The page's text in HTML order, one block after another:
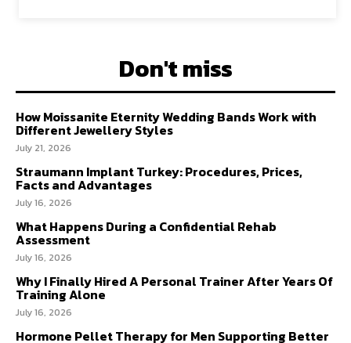
Don't miss
How Moissanite Eternity Wedding Bands Work with
Different Jewellery Styles
July 21, 2026
Straumann Implant Turkey: Procedures, Prices,
Facts and Advantages
July 16, 2026
What Happens During a Confidential Rehab
Assessment
July 16, 2026
Why I Finally Hired A Personal Trainer After Years Of
Training Alone
July 16, 2026
Hormone Pellet Therapy for Men Supporting Better